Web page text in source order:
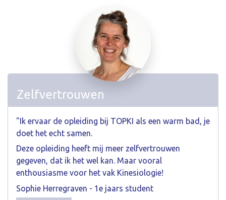
Zelfvertrouwen
"Ik ervaar de opleiding bij TOPKI als een warm bad, je
doet het echt samen.
Deze opleiding heeft mij meer zelfvertrouwen
gegeven, dat ik het wel kan. Maar vooral
enthousiasme voor het vak Kinesiologie!
Sophie Herregraven - 1e jaars student